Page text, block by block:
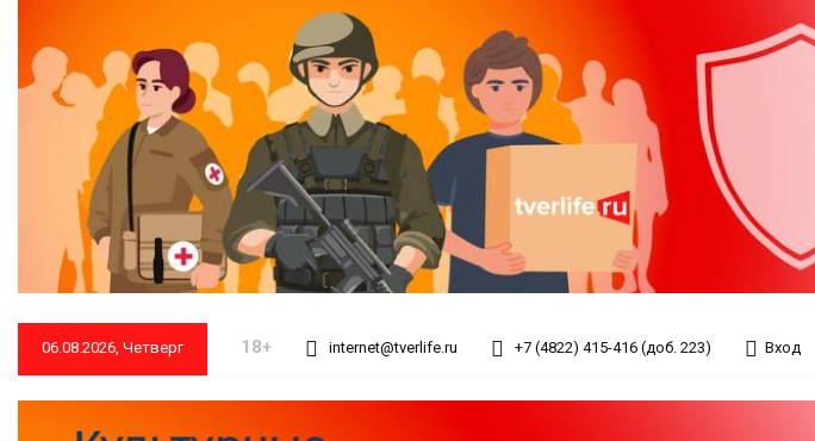
06.08.2026, Четверг 18+ internet@tverlife.ru +7 (4822) 415-416 (доб. 223) Вход